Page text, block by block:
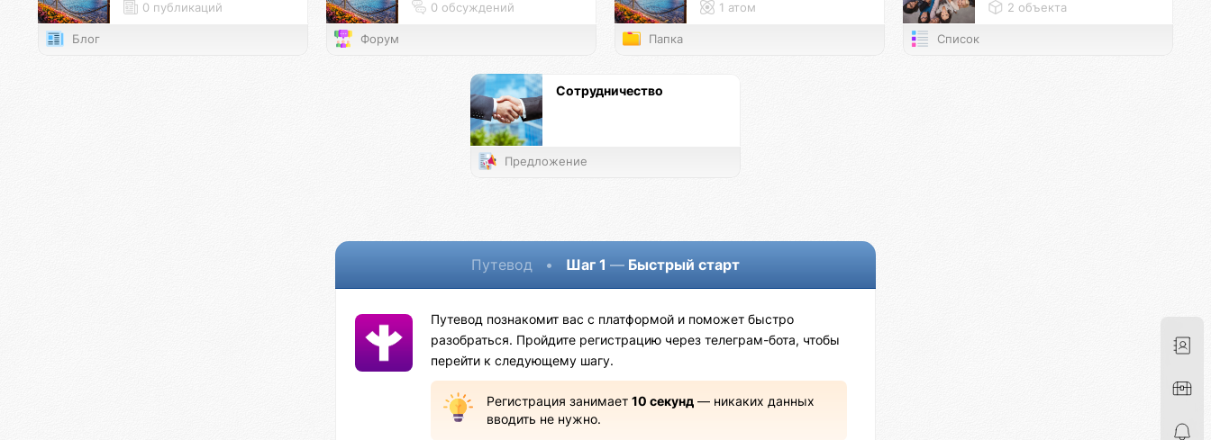
0 публикаций
Блог
0 обсуждений
Форум
1 атом
Папка
2 объекта
Список
Сотрудничество
Предложение
Путевод • Шаг 1 — Быстрый старт
Путевод познакомит вас с платформой и поможет быстро
разобраться. Пройдите регистрацию через телеграм-бота, чтобы
перейти к следующему шагу.
Регистрация занимает 10 секунд— никаких данных
вводить не нужно.